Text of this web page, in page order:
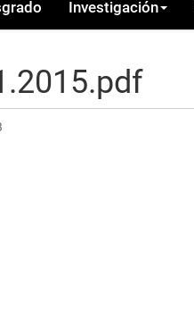
Investigación